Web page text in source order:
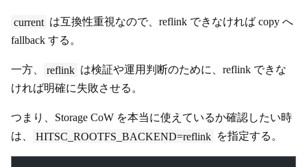
current は互換性重視なので、reflink できなければ copy へ
fallback する。
一方、 reflink は検証や運用判断のために、reflink できな
ければ明確に失敗させる。
つまり、Storage CoW を本当に使えているか確認したい時
は、
HITSC_ROOTFS_BACKEND=reflink を指定する。